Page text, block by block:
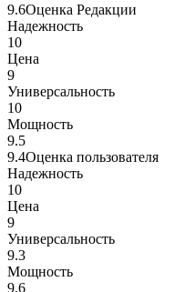
9.6Оценка Редакции
Надежность
10
Цена
9
Универсальность
10
Мощность
9.5
9.4Оценка пользователя
Надежность
10
Цена
9
Универсальность
9.3
Мощность
9.6